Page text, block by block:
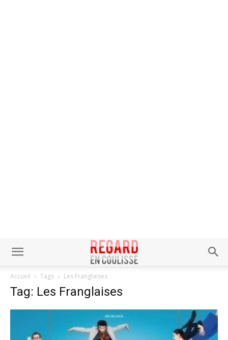
Accueil Tags Les Franglaises
Tag: Les Franglaises